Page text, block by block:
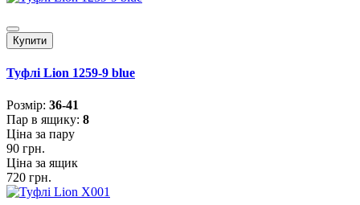
Купити
Туфлі Lion 1259-9 blue
Розмiр: 36-41
Пар в ящику: 8
Ціна за пару
90 грн.
Ціна за ящик
720 грн.